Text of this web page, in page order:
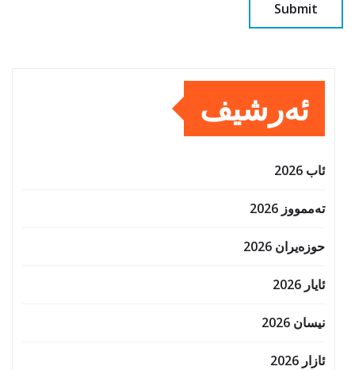
ئەرشیف
ئاب 2026
تەممووز 2026
حوزه‌یران 2026
ئایار 2026
نیسان 2026
ئازار 2026